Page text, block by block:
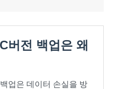
버전 백업은 왜
업은 데이터 손실을 방